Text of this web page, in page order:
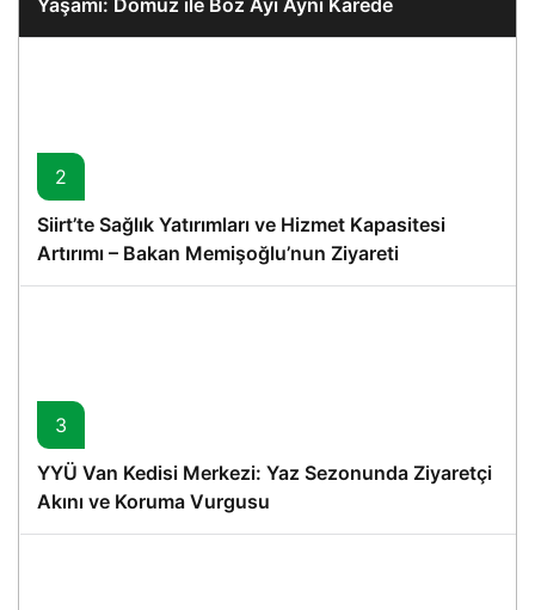
Yaşamı: Domuz ile Boz Ayı Aynı Karede
2
Siirt’te Sağlık Yatırımları ve Hizmet Kapasitesi
Artırımı – Bakan Memişoğlu’nun Ziyareti
3
YYÜ Van Kedisi Merkezi: Yaz Sezonunda Ziyaretçi
Akını ve Koruma Vurgusu